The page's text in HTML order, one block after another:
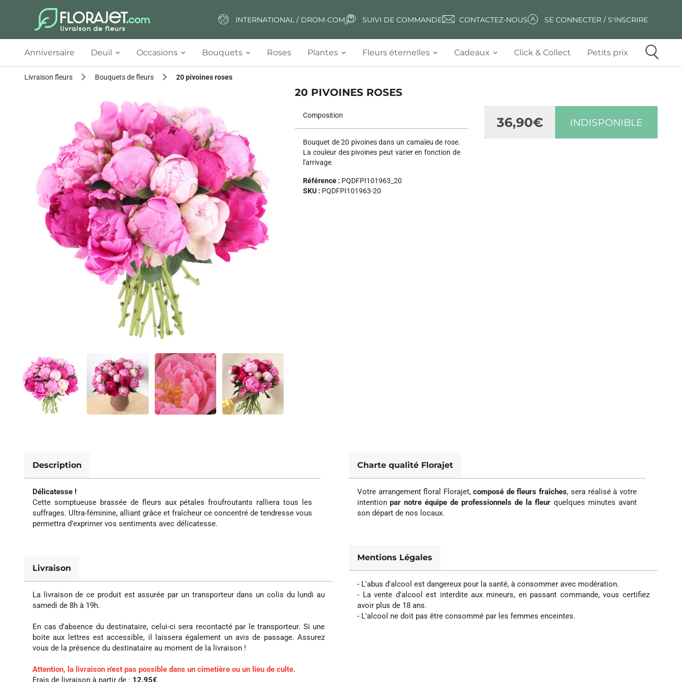
INTERNATIONAL / DROM-COM SUIVI DE COMMANDE CONTACTEZ-NOUS SE CONNECTER / S'INSCRIRE
Anniversaire Deuil Occasions Bouquets Roses Plantes Fleurs éternelles Cadeaux Click & Collect Petits prix
Livraison fleurs Bouquets de fleurs 20 pivoines roses
20 PIVOINES ROSES
Composition
Bouquet de 20 pivoines dans un camaïeu de rose.
La couleur des pivoines peut varier en fonction de
l'arrivage.
Référence : PQDFPI101963_20
SKU : PQDFPI101963-20
36,90€ INDISPONIBLE
Description
Délicatesse !
Cette somptueuse brassée de fleurs aux pétales froufroutants ralliera tous les
suffrages. Ultra-féminine, alliant grâce et fraîcheur ce concentré de tendresse vous
permettra d’exprimer vos sentiments avec délicatesse.
Livraison
La livraison de ce produit est assurée par un transporteur dans un colis du lundi au
samedi de 8h à 19h.
En cas d'absence du destinataire, celui-ci sera recontacté par le transporteur. Si une
boite aux lettres est accessible, il laissera également un avis de passage. Assurez
vous de la présence du destinataire au moment de la livraison !
Attention, la livraison n'est pas possible dans un cimetière ou un lieu de culte.
Frais de livraison à partir de : 12,95€
Charte qualité Florajet
Votre arrangement floral Florajet, composé de fleurs fraîches, sera réalisé à votre
intention par notre équipe de professionnels de la fleur quelques minutes avant
son départ de nos locaux.
Mentions Légales
- L'abus d'alcool est dangereux pour la santé, à consommer avec modération.
- La vente d'alcool est interdite aux mineurs, en passant commande, vous certifiez
avoir plus de 18 ans.
- L'alcool ne doit pas être consommé par les femmes enceintes.